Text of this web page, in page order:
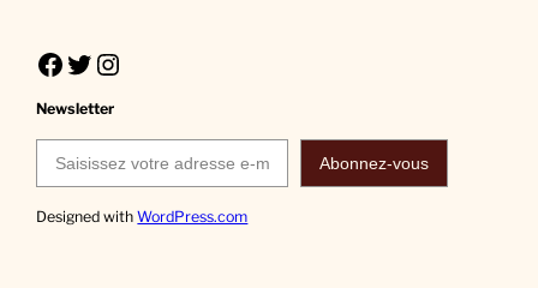
Facebook Twitter Instagram
Newsletter
Saisissez votre adresse e-mail…
Abonnez-vous
Designed withWordPress.com